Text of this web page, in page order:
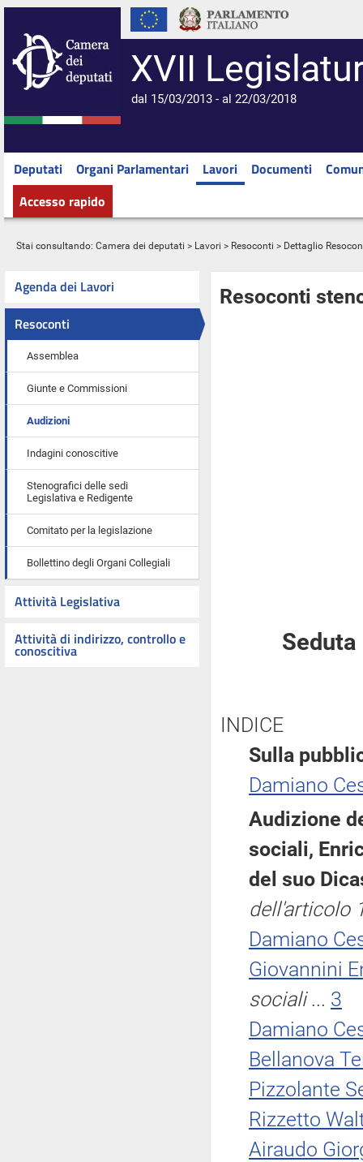
XVII
dal 15/03/2013 - al 22/03/2018
Deputati Organi Parlamentari Lavori Documenti
Accesso rapido
Stai consultando: Camera dei deputati > Lavori > Resoconti > Dettaglio
Agenda dei Lavori
Resoconti
Assemblea
Giunte e Commissioni
Audizioni
Indagini conoscitive
Stenografici delle sedi
Legislativa e Redigente
Comitato per la legislazione
Bollettino degli Organi Collegiali
Attività Legislativa
Attività di indirizzo, controllo e
conoscitiva
Resoconti
INDICE
Sulla
Damiano
Audizione
sociali,
del suo
dell'articolo
Damiano
Giovannini
sociali... 3
Damiano
Bellanova
Pizzolante
Rizzetto
Airaudo